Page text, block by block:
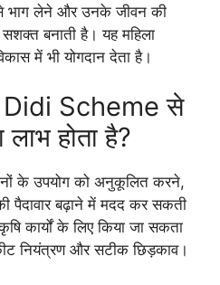
से भाग लेने और उनके जीवन की
बनाती है। यह महिला
में भी योगदान देता है।
Scheme से
लाभ होता है?
के उपयोग को अनुकूलित करने,
पैदावार बढ़ाने में मदद कर सकती
कार्यों के लिए किया जा सकता
नियंत्रण और सटीक छिड़काव।